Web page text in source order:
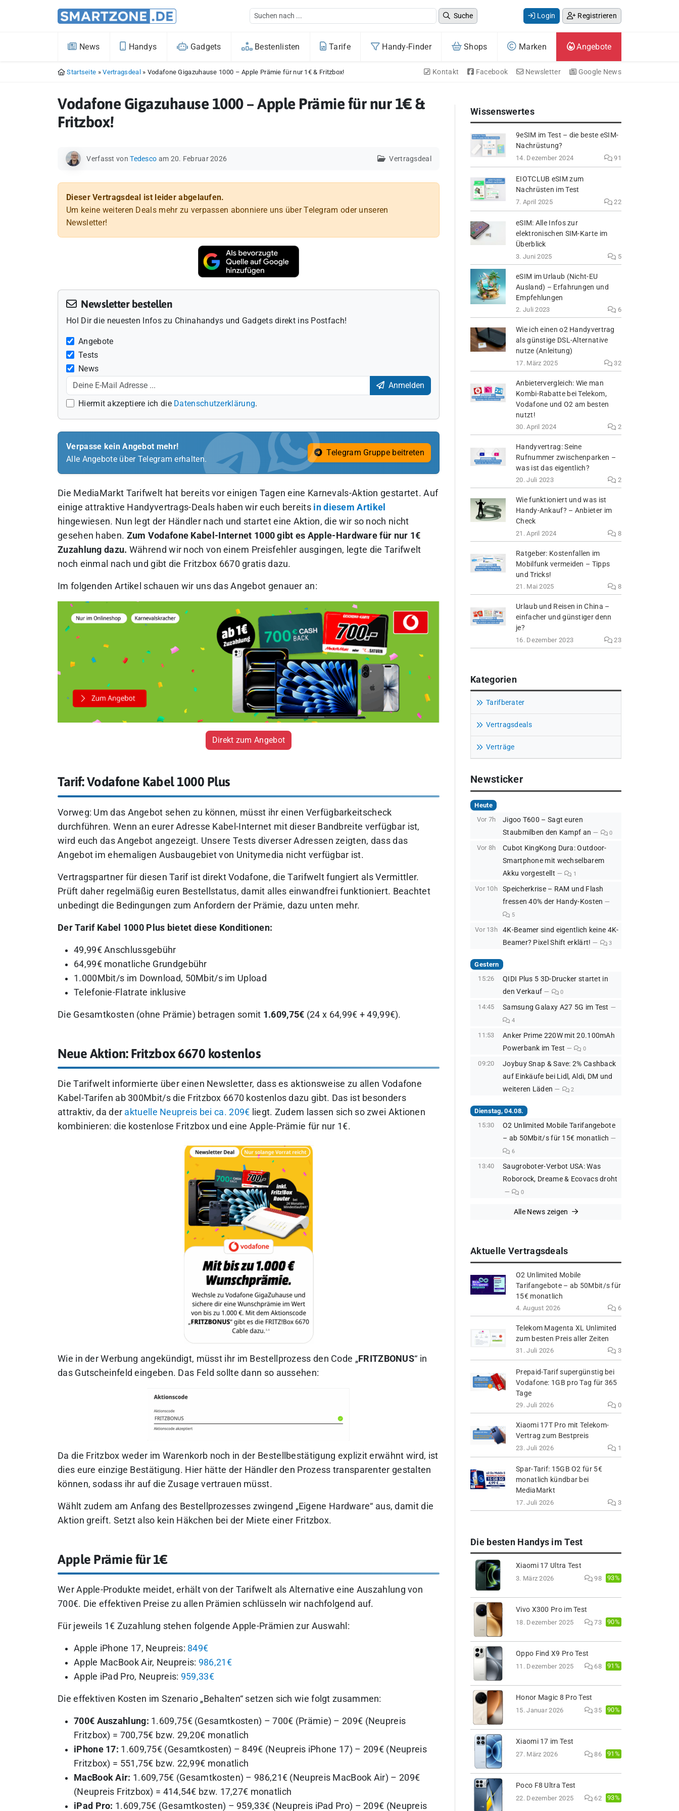
Suche Login Registrieren
News Handys Gadgets Bestenlisten Tarife Handy-Finder Shops Marken Angebote
Startseite »Vertragsdeal » Vodafone Gigazuhause 1000 – Apple Prämie für nur 1€ & Fritzbox! Kontakt Facebook Newsletter Google News
Vodafone Gigazuhause 1000 – Apple Prämie für nur 1€ &
Fritzbox!
Verfasst von Tedesco am 20. Februar 2026 Vertragsdeal
Dieser Vertragsdeal ist leider abgelaufen.
Um keine weiteren Deals mehr zu verpassen abonniere uns über Telegram oder unseren
Newsletter!
Newsletter bestellen
Hol Dir die neuesten Infos zu Chinahandys und Gadgets direkt ins Postfach!
Angebote
Tests
News
Anmelden
Hiermit akzeptiere ich die Datenschutzerklärung.
Verpasse kein Angebot mehr!
Alle Angebote über Telegram erhalten.
Telegram Gruppe beitreten
Die MediaMarkt Tarifwelt hat bereits vor einigen Tagen eine Karnevals-Aktion gestartet. Auf
einige attraktive Handyvertrags-Deals haben wir euch bereits in diesem Artikel
hingewiesen. Nun legt der Händler nach und startet eine Aktion, die wir so noch nicht
gesehen haben. Zum Vodafone Kabel-Internet 1000 gibt es Apple-Hardware für nur 1€
Zuzahlung dazu. Während wir noch von einem Preisfehler ausgingen, legte die Tarifwelt
noch einmal nach und gibt die Fritzbox 6670 gratis dazu.
Im folgenden Artikel schauen wir uns das Angebot genauer an:
Direkt zum Angebot
Tarif: Vodafone Kabel 1000 Plus
Vorweg: Um das Angebot sehen zu können, müsst ihr einen Verfügbarkeitscheck
durchführen. Wenn an eurer Adresse Kabel-Internet mit dieser Bandbreite verfügbar ist,
wird euch das Angebot angezeigt. Unsere Tests diverser Adressen zeigten, dass das
Angebot im ehemaligen Ausbaugebiet von Unitymedia nicht verfügbar ist.
Vertragspartner für diesen Tarif ist direkt Vodafone, die Tarifwelt fungiert als Vermittler.
Prüft daher regelmäßig euren Bestellstatus, damit alles einwandfrei funktioniert. Beachtet
unbedingt die Bedingungen zum Anfordern der Prämie, dazu unten mehr.
Der Tarif Kabel 1000 Plus bietet diese Konditionen:
49,99€ Anschlussgebühr
64,99€ monatliche Grundgebühr
1.000Mbit/s im Download, 50Mbit/s im Upload
Telefonie-Flatrate inklusive
Die Gesamtkosten (ohne Prämie) betragen somit 1.609,75€ (24 x 64,99€ + 49,99€).
Neue Aktion: Fritzbox 6670 kostenlos
Die Tarifwelt informierte über einen Newsletter, dass es aktionsweise zu allen Vodafone
Kabel-Tarifen ab 300Mbit/s die Fritzbox 6670 kostenlos dazu gibt. Das ist besonders
attraktiv, da der aktuelle Neupreis bei ca. 209€ liegt. Zudem lassen sich so zwei Aktionen
kombinieren: die kostenlose Fritzbox und eine Apple-Prämie für nur 1€.
Wie in der Werbung angekündigt, müsst ihr im Bestellprozess den Code „FRITZBONUS“ in
das Gutscheinfeld eingeben. Das Feld sollte dann so aussehen:
Da die Fritzbox weder im Warenkorb noch in der Bestellbestätigung explizit erwähnt wird, ist
dies eure einzige Bestätigung. Hier hätte der Händler den Prozess transparenter gestalten
können, sodass ihr auf die Zusage vertrauen müsst.
Wählt zudem am Anfang des Bestellprozesses zwingend „Eigene Hardware“ aus, damit die
Aktion greift. Setzt also kein Häkchen bei der Miete einer Fritzbox.
Apple Prämie für 1€
Wer Apple-Produkte meidet, erhält von der Tarifwelt als Alternative eine Auszahlung von
700€. Die effektiven Preise zu allen Prämien schlüsseln wir nachfolgend auf.
Für jeweils 1€ Zuzahlung stehen folgende Apple-Prämien zur Auswahl:
Apple iPhone 17, Neupreis: 849€
Apple MacBook Air, Neupreis: 986,21€
Apple iPad Pro, Neupreis: 959,33€
Die effektiven Kosten im Szenario „Behalten“ setzen sich wie folgt zusammen:
700€ Auszahlung: 1.609,75€ (Gesamtkosten) – 700€ (Prämie) – 209€ (Neupreis
Fritzbox) = 700,75€ bzw. 29,20€ monatlich
iPhone 17: 1.609,75€ (Gesamtkosten) – 849€ (Neupreis iPhone 17) – 209€ (Neupreis
Fritzbox) = 551,75€ bzw. 22,99€ monatlich
MacBook Air: 1.609,75€ (Gesamtkosten) – 986,21€ (Neupreis MacBook Air) – 209€
(Neupreis Fritzbox) = 414,54€ bzw. 17,27€ monatlich
iPad Pro: 1.609,75€ (Gesamtkosten) – 959,33€ (Neupreis iPad Pro) – 209€ (Neupreis
Wissenswertes
9eSIM im Test – die beste eSIM-
Nachrüstung?
14. Dezember 2024 91
EIOTCLUB eSIM zum
Nachrüsten im Test
7. April 2025 22
eSIM: Alle Infos zur
elektronischen SIM-Karte im
Überblick
3. Juni 2025 5
eSIM im Urlaub (Nicht-EU
Ausland) – Erfahrungen und
Empfehlungen
2. Juli 2023 6
Wie ich einen o2 Handyvertrag
als günstige DSL-Alternative
nutze (Anleitung)
17. März 2025 32
Anbietervergleich: Wie man
Kombi-Rabatte bei Telekom,
Vodafone und O2 am besten
nutzt!
30. April 2024 2
Handyvertrag: Seine
Rufnummer zwischenparken –
was ist das eigentlich?
20. Juli 2023 2
Wie funktioniert und was ist
Handy-Ankauf? – Anbieter im
Check
21. April 2024 8
Ratgeber: Kostenfallen im
Mobilfunk vermeiden – Tipps
und Tricks!
21. Mai 2025 8
Urlaub und Reisen in China –
einfacher und günstiger denn
je?
16. Dezember 2023 23
Kategorien
Tarifberater
Vertragsdeals
Verträge
Newsticker
Heute
Vor 7h
Jigoo T600 – Sagt euren
Staubmilben den Kampf an
0
Vor 8h
Cubot KingKong Dura: Outdoor-
Smartphone mit wechselbarem
Akku vorgestellt
1
Vor 10h
Speicherkrise – RAM und Flash
fressen 40% der Handy-Kosten
5
Vor 13h
4K-Beamer sind eigentlich keine 4K-
Beamer? Pixel Shift erklärt!
3
Gestern
15:26
QIDI Plus 5 3D-Drucker startet in
den Verkauf
0
14:45 Samsung Galaxy A27 5G im Test
4
11:53
Anker Prime 220W mit 20.100mAh
Powerbank im Test
0
09:20
Joybuy Snap & Save: 2% Cashback
auf Einkäufe bei Lidl, Aldi, DM und
weiteren Läden
2
Dienstag, 04.08.
15:30
O2 Unlimited Mobile Tarifangebote
– ab 50Mbit/s für 15€ monatlich
6
13:40
Saugroboter-Verbot USA: Was
Roborock, Dreame & Ecovacs droht
0
Alle News zeigen
Aktuelle Vertragsdeals
O2 Unlimited Mobile
Tarifangebote – ab 50Mbit/s für
15€ monatlich
4. August 2026 6
Telekom Magenta XL Unlimited
zum besten Preis aller Zeiten
31. Juli 2026 3
Prepaid-Tarif supergünstig bei
Vodafone: 1GB pro Tag für 365
Tage
29. Juli 2026 0
Xiaomi 17T Pro mit Telekom-
Vertrag zum Bestpreis
23. Juli 2026 1
Spar-Tarif: 15GB O2 für 5€
monatlich kündbar bei
MediaMarkt
17. Juli 2026 3
Die besten Handys im Test
Xiaomi 17 Ultra Test
3. März 2026 98 93%
Vivo X300 Pro im Test
18. Dezember 2025 73 90%
Oppo Find X9 Pro Test
11. Dezember 2025 68 91%
Honor Magic 8 Pro Test
15. Januar 2026 35 90%
Xiaomi 17 im Test
27. März 2026 86 91%
Poco F8 Ultra Test
22. Dezember 2025 62 93%